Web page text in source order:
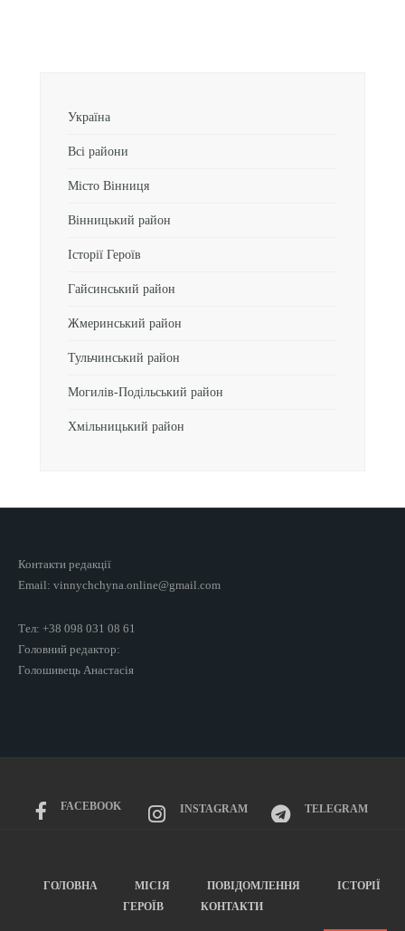
Україна
Всі райони
Місто Вінниця
Вінницький район
Історії Героїв
Гайсинський район
Жмеринський район
Тульчинський район
Могилів-Подільський район
Хмільницький район
Контакти редакції
Email: vinnychchyna.online@gmail.com
Тел: +38 098 031 08 61
Головний редактор:
Голошивець Анастасія
FACEBOOK INSTAGRAM TELEGRAM
ГОЛОВНА МІСІЯ ПОВІДОМЛЕННЯ
ІСТОРІЇ
ГЕРОЇВ
КОНТАКТИ